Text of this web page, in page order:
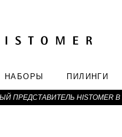
НАБОРЫ ПИЛИНГИ
ПРЕДСТАВИТЕЛЬ HISTOMER